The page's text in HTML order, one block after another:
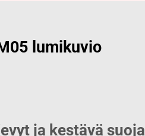
lumikuvio
ja kestävä suoja